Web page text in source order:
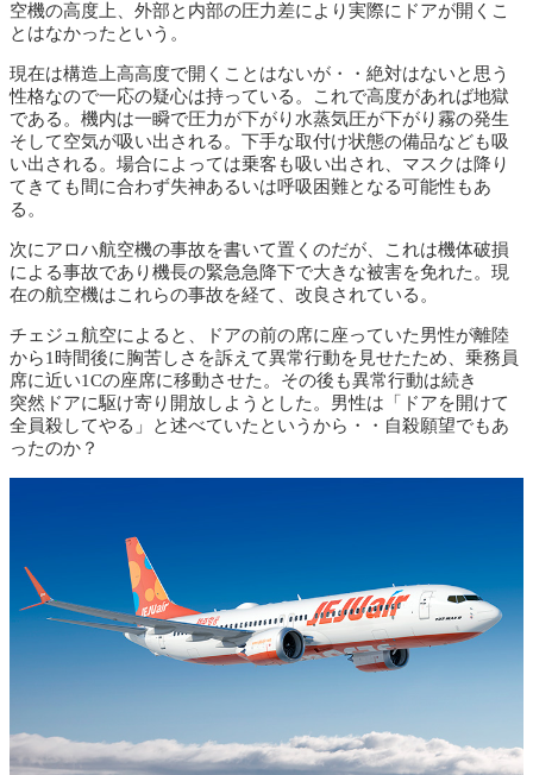
空機の高度上、外部と内部の圧力差により実際にドアが開くこ
とはなかったという。
現在は構造上高高度で開くことはないが・・絶対はないと思う
性格なので一応の疑心は持っている。これで高度があれば地獄
である。機内は一瞬で圧力が下がり水蒸気圧が下がり霧の発生
そして空気が吸い出される。下手な取付け状態の備品なども吸
い出される。場合によっては乗客も吸い出され、マスクは降り
てきても間に合わず失神あるいは呼吸困難となる可能性もあ
る。
次にアロハ航空機の事故を書いて置くのだが、これは機体破損
による事故であり機長の緊急急降下で大きな被害を免れた。現
在の航空機はこれらの事故を経て、改良されている。
チェジュ航空によると、ドアの前の席に座っていた男性が離陸
から1時間後に胸苦しさを訴えて異常行動を見せたため、乗務員
席に近い1Cの座席に移動させた。その後も異常行動は続き
突然ドアに駆け寄り開放しようとした。男性は「ドアを開けて
全員殺してやる」と述べていたというから・・自殺願望でもあ
ったのか？